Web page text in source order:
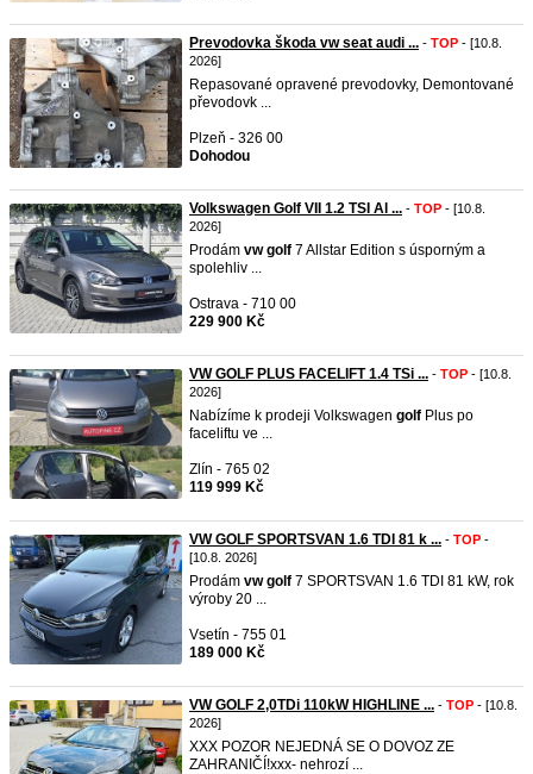
Prevodovka škoda vw seat audi ... - TOP - [10.8.
2026]
Repasované opravené prevodovky, Demontované
převodovk ...
Plzeň - 326 00
Dohodou
Volkswagen Golf VII 1.2 TSI Al ... - TOP - [10.8.
2026]
Prodám vw golf 7 Allstar Edition s úsporným a
spolehliv ...
Ostrava - 710 00
229 900 Kč
VW GOLF PLUS FACELIFT 1.4 TSi ... - TOP - [10.8.
2026]
Nabízíme k prodeji Volkswagen golf Plus po
faceliftu ve ...
Zlín - 765 02
119 999 Kč
VW GOLF SPORTSVAN 1.6 TDI 81 k ... - TOP -
[10.8. 2026]
Prodám vw golf 7 SPORTSVAN 1.6 TDI 81 kW, rok
výroby 20 ...
Vsetín - 755 01
189 000 Kč
VW GOLF 2,0TDi 110kW HIGHLINE ... - TOP - [10.8.
2026]
XXX POZOR NEJEDNÁ SE O DOVOZ ZE
ZAHRANIČÍ!xxx- nehrozí ...